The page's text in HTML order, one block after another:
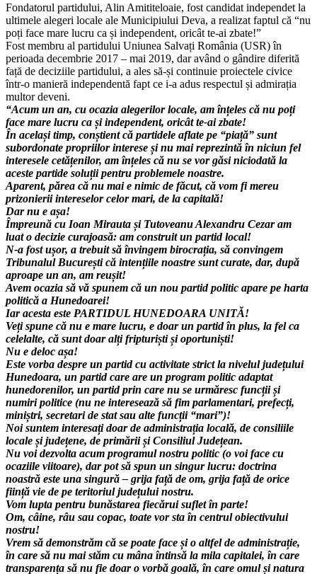
Fondatorul partidului, Alin Amititeloaie, fost candidat independet la
ultimele alegeri locale ale Municipiului Deva, a realizat faptul că “nu
poți face mare lucru ca și independent, oricât te-ai zbate!”
Fost membru al partidului Uniunea Salvați România (USR) în
perioada decembrie 2017 – mai 2019, dar având o gândire diferită
față de deciziile partidului, a ales să-și continuie proiectele civice
într-o manieră independentă fapt ce i-a adus respectul și admirația
multor deveni.
“Acum un an, cu ocazia alegerilor locale, am înțeles că nu poți
face mare lucru ca și independent, oricât te-ai zbate!
În același timp, conștient că partidele aflate pe “piață” sunt
subordonate propriilor interese și nu mai reprezintă în niciun fel
interesele cetățenilor, am înțeles că nu se vor găsi niciodată la
aceste partide soluții pentru problemele noastre.
Aparent, părea că nu mai e nimic de făcut, că vom fi mereu
prizonierii intereselor celor mari, de la capitală!
Dar nu e așa!
Împreună cu Ioan Mirauta și Tutoveanu Alexandru Cezaram
luat o decizie curajoasă: am construit un partid local!
N-a fost ușor, a trebuit să învingem birocrația, să convingem
Tribunalul București că intențiile noastre sunt curate, dar, după
aproape un an, am reușit!
Avem ocazia să vă spunem că un nou partid politic apare pe harta
politică a Hunedoarei!
Iar acesta este PARTIDUL HUNEDOARA UNITĂ!
Veți spune că nu e mare lucru, e doar un partid în plus, la fel ca
celelalte, că sunt doar alți fripturiști și oportuniști!
Nu e deloc așa!
Este vorba despre un partid cu activitate strict la nivelul județului
Hunedoara, un partid care are un program politic adaptat
hunedorenilor, un partid prin care nu se urmăresc funcții și
numiri politice (nu ne interesează să fim parlamentari, prefecți,
miniștri, secretari de stat sau alte funcții “mari”)!
Noi suntem interesați doar de administrația locală, de consiliile
locale și județene, de primării și Consiliul Județean.
Nu voi dezvolta acum programul nostru politic (o voi face cu
ocaziile viitoare), dar pot să spun un singur lucru: doctrina
noastră este una singură – grija față de om, grija față de orice
ființă vie de pe teritoriul județului nostru.
Vom lupta pentru bunăstarea fiecărui suflet în parte!
Om, câine, râu sau copac, toate vor sta în centrul obiectivului
nostru!
Vrem să demonstrăm că se poate face și o altfel de administrație,
în care să nu mai stăm cu mâna întinsă la mila capitalei, în care
transparența să nu fie doar o vorbă goală, în care omul și natura